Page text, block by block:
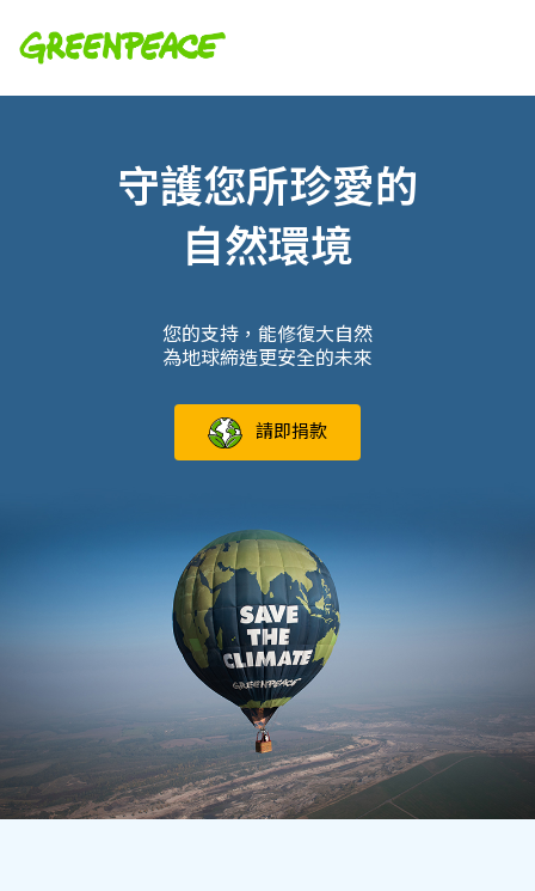
守護您所珍愛的
自然環境
您的支持，能修復大自然
為地球締造更安全的未來
請即捐款